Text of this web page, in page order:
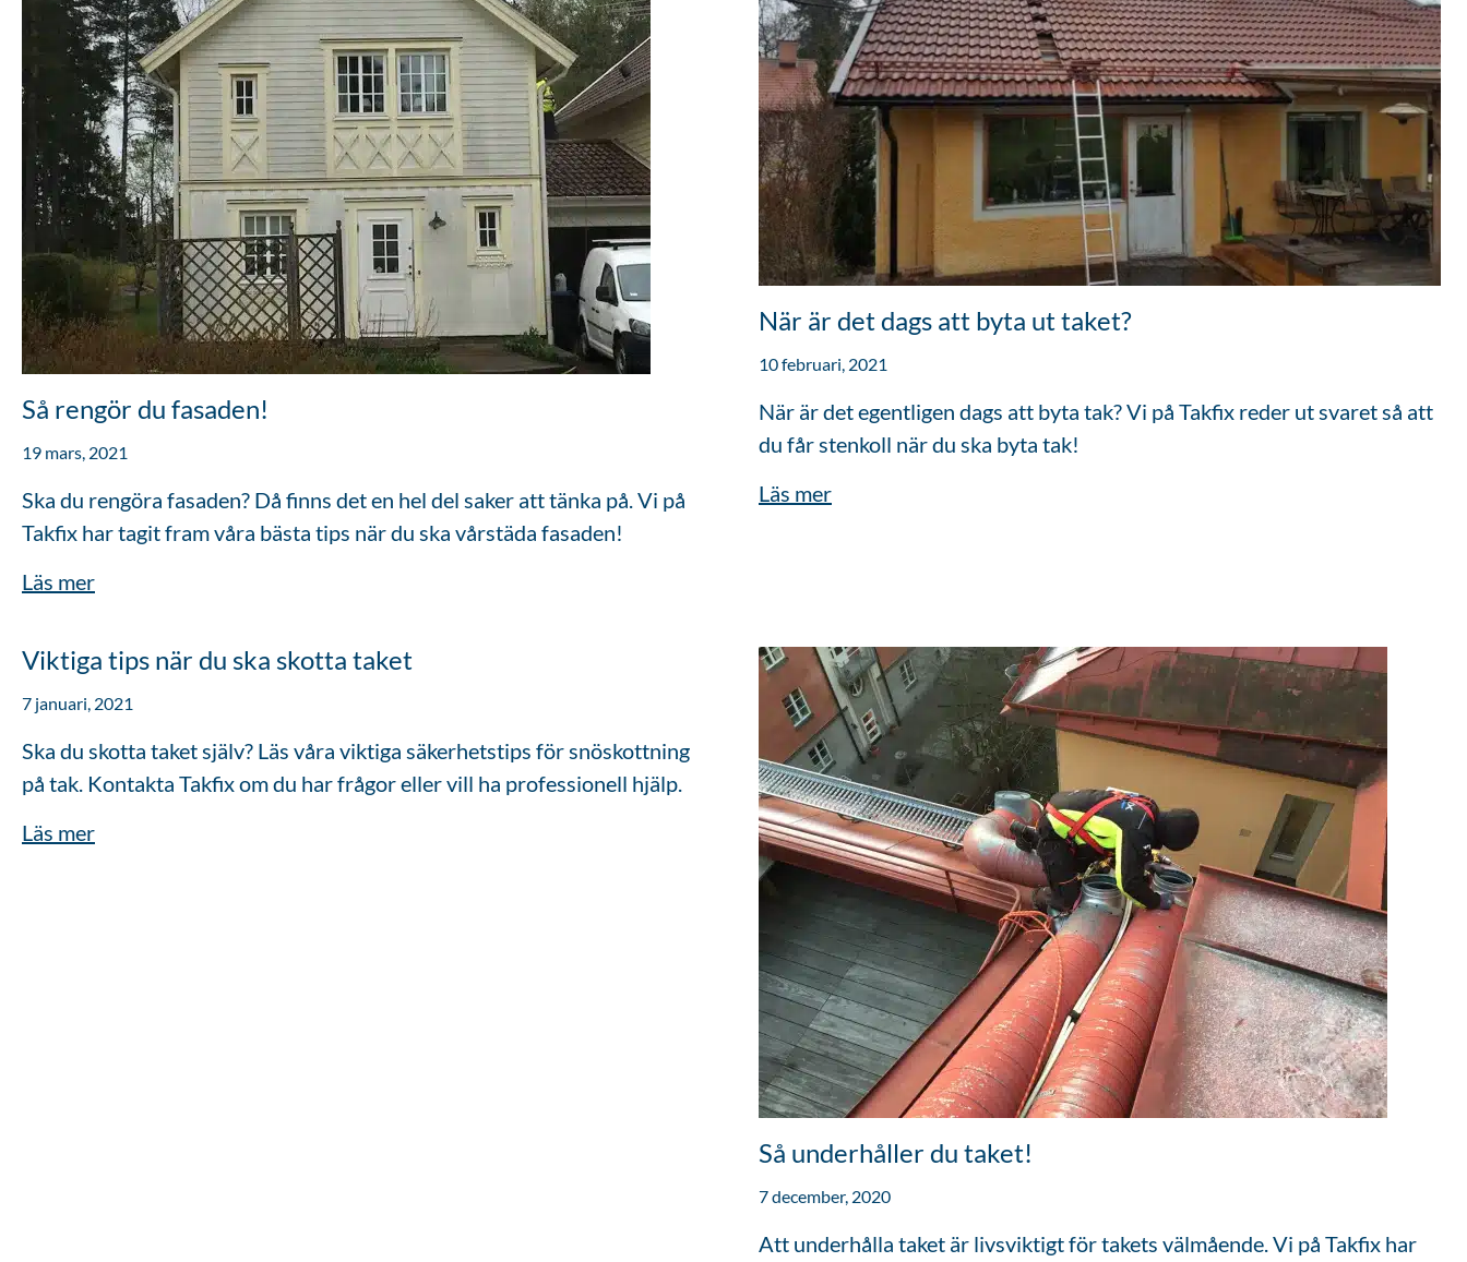
Så rengör du fasaden!
19 mars, 2021
Ska du rengöra fasaden? Då finns det en hel del saker att tänka på. Vi på
Takfix har tagit fram våra bästa tips när du ska vårstäda fasaden!
Läs mer
När är det dags att byta ut taket?
10 februari, 2021
När är det egentligen dags att byta tak? Vi på Takfix reder ut svaret så att
du får stenkoll när du ska byta tak!
Läs mer
Viktiga tips när du ska skotta taket
7 januari, 2021
Ska du skotta taket själv? Läs våra viktiga säkerhetstips för snöskottning
på tak. Kontakta Takfix om du har frågor eller vill ha professionell hjälp.
Läs mer
Så underhåller du taket!
7 december, 2020
Att underhålla taket är livsviktigt för takets välmående. Vi på Takfix har